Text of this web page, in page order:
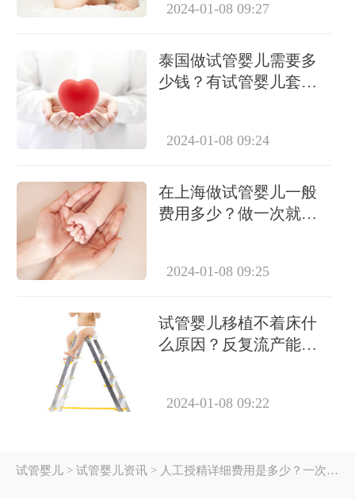
2024-01-08 09:27
泰国做试管婴儿需要多
少钱？有试管婴儿套餐
2024-01-08 09:24
在上海做试管婴儿一般
费用多少？做一次就能
2024-01-08 09:25
试管婴儿移植不着床什
么原因？反复流产能做
2024-01-08 09:22
试管婴儿 > 试管婴儿资讯 > 人工授精详细费用是多少？一次大概需要多少钱？